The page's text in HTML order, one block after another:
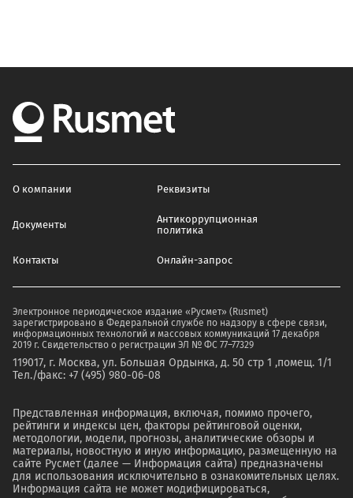
О компании Реквизиты
Документы
Антикоррупционная
политика
Контакты Онлайн-запрос
Электронное периодическое издание «Русмет» (Rusmet)
зарегистрировано в Федеральной службе по надзору в сфере связи,
информационных технологий и массовых коммуникаций 17 декабря
2019 г. Свидетельство о регистрации ЭЛ № ФС 77–77329
119017, г. Москва, ул. Большая Ордынка, д. 50 стр 1 ,помещ. 1/1
Тел./факс: +7 (495) 980-06-08
Представленная информация, включая, помимо прочего,
рейтинги и индексы цен, факторы рейтинговой оценки,
методологии, модели, прогнозы, аналитические обзоры и
материалы, новостную и иную информацию, размещенную на
сайте Русмет (далее — Информация сайта) предназначены
для использования исключительно в ознакомительных целях.
Информация сайта не может модифицироваться,